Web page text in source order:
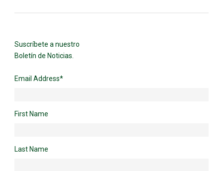
Suscríbete a nuestro
Boletín de Noticias.
Email Address*
First Name
Last Name